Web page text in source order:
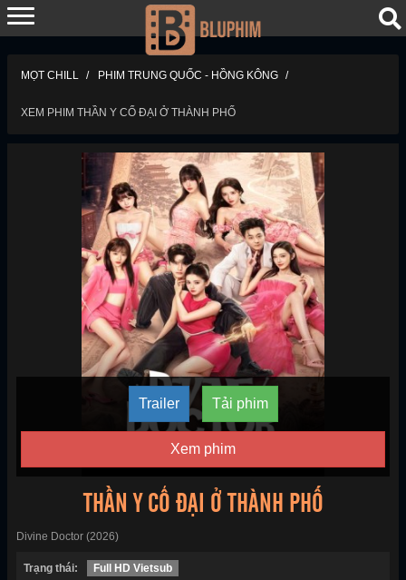
MỌT CHILL PHIM TRUNG QUỐC - HỒNG KÔNG
XEM PHIM THẦN Y CỔ ĐẠI Ở THÀNH PHỐ
Trailer Tải phim
Xem phim
THẦN Y CỔ ĐẠI Ở THÀNH PHỐ
Divine Doctor (2026)
Trạng thái:
Full HD Vietsub